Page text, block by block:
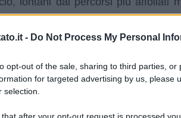
- Do Not Process My Personal
opt-out of the sale, sharing to third parties,
for targeted advertising by us, please
selection.
that after your opt-out request is processed
alla
la città in modo consapevole.